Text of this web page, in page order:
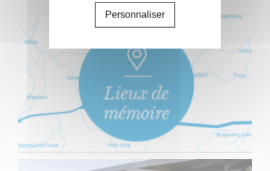
Personnaliser